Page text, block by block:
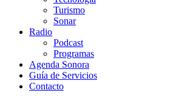
Turismo
Sonar
Radio
Podcast
Programas
Agenda Sonora
Guía de Servicios
Contacto